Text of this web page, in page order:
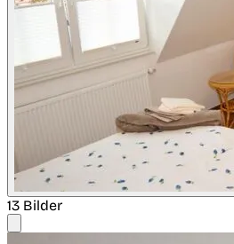
13 Bilder